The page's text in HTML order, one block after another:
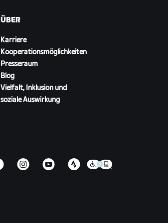
ÜBER
Karriere
Kooperationsmöglichkeiten
Presseraum
Blog
Vielfalt, Inklusion und
soziale Auswirkung